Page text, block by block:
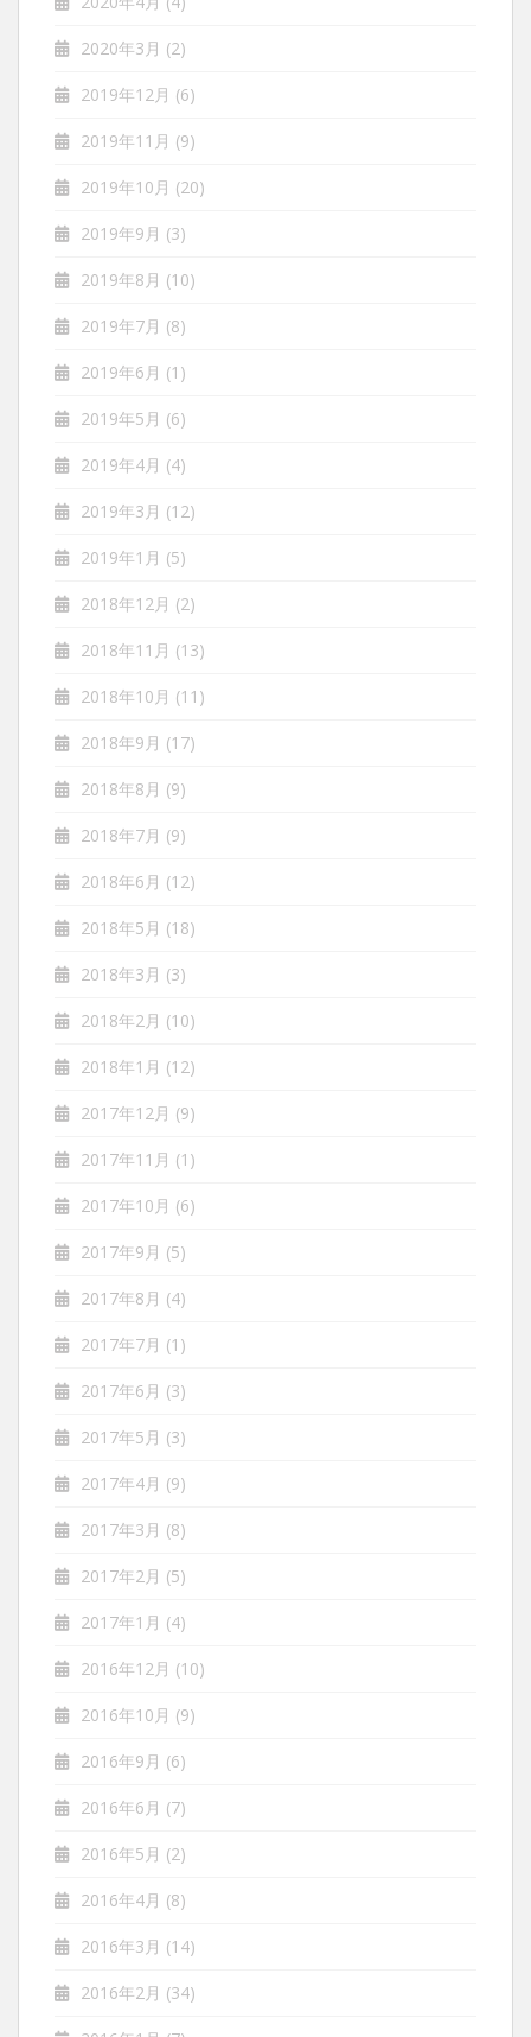
2020年3月 (2)
2019年12月 (6)
2019年11月 (9)
2019年10月 (20)
2019年9月 (3)
2019年8月 (10)
2019年7月 (8)
2019年6月 (1)
2019年5月 (6)
2019年4月 (4)
2019年3月 (12)
2019年1月 (5)
2018年12月 (2)
2018年11月 (13)
2018年10月 (11)
2018年9月 (17)
2018年8月 (9)
2018年7月 (9)
2018年6月 (12)
2018年5月 (18)
2018年3月 (3)
2018年2月 (10)
2018年1月 (12)
2017年12月 (9)
2017年11月 (1)
2017年10月 (6)
2017年9月 (5)
2017年8月 (4)
2017年7月 (1)
2017年6月 (3)
2017年5月 (3)
2017年4月 (9)
2017年3月 (8)
2017年2月 (5)
2017年1月 (4)
2016年12月 (10)
2016年10月 (9)
2016年9月 (6)
2016年6月 (7)
2016年5月 (2)
2016年4月 (8)
2016年3月 (14)
2016年2月 (34)